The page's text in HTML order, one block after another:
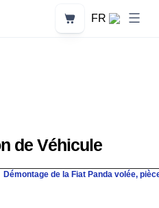
Panier
FR
de Véhicule